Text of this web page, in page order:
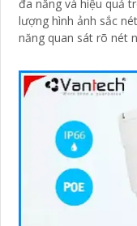
đa năng và hiệu quả
lượng hình ảnh sắc
năng quan sát rõ nét